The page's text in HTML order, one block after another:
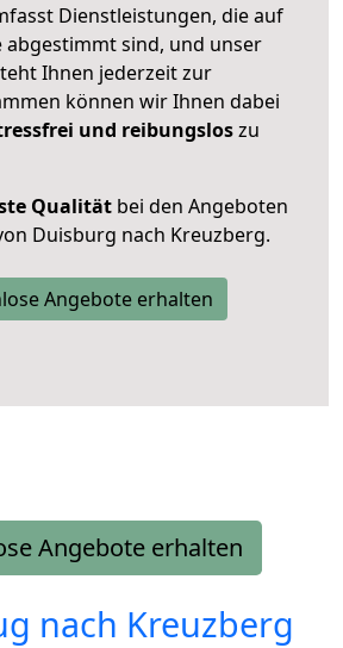
Dienstleistungen, die auf
abgestimmt sind, und unser
Ihnen jederzeit zur
können wir Ihnen dabei
und reibungsloszu
Qualität bei den Angeboten
Duisburg nach Kreuzberg.
Angebote erhalten
Angebote erhalten
nach Kreuzberg